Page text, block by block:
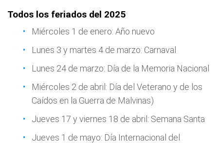
Todos los feriados del 2025
Miércoles 1 de enero: Año nuevo
Lunes 3 y martes 4 de marzo: Carnaval
Lunes 24 de marzo: Día de la Memoria Nacional
Miércoles 2 de abril: Día del Veterano y de los
Caídos en la Guerra de Malvinas)
Jueves 17 y viernes 18 de abril: Semana Santa
Jueves 1 de mayo: Día Internacional del